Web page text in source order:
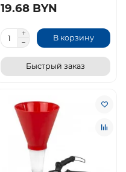
19.68 BYN
В корзину
Быстрый заказ